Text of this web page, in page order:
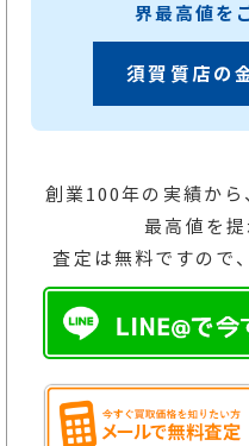
界最高値を
須賀質店の
創業100年の実績か
最高値を提
査定は無料ですので